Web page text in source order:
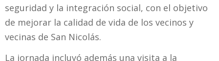
seguridad y la integración social, con el objetivo
de mejorar la calidad de vida de los vecinos y
vecinas de San Nicolás.
La jornada incluyó además una visita a la